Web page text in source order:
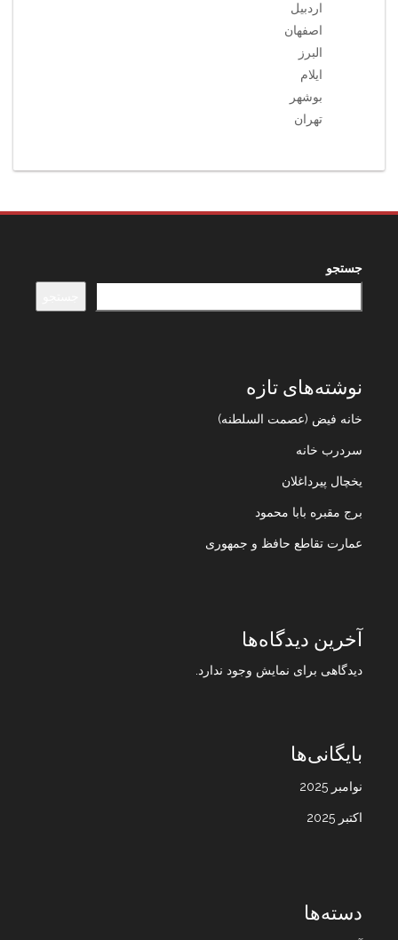
اردبیل
اصفهان
البرز
ایلام
بوشهر
تهران
جستجو
نوشته‌های تازه
خانه فیض (عصمت السلطنه)
سردرب خانه
یخچال پیرداغلان
برج مقبره بابا محمود
عمارت تقاطع حافظ و جمهوری
آخرین دیدگاه‌ها
دیدگاهی برای نمایش وجود ندارد.
بایگانی‌ها
نوامبر 2025
اکتبر 2025
دسته‌ها